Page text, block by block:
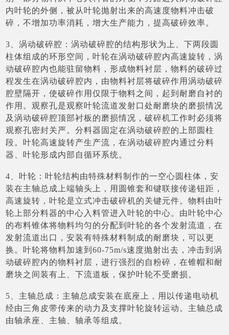
内叶轮的外侧，被从叶轮抛射出来的高速度物料冲击破
碎，不增加功率消耗，增大生产能力，提高破碎效率。
3、涡动破碎腔：涡动破碎腔的结构形状为上、下两段圆
柱体组成的环形空间，叶轮在涡动破碎腔内高速旋转，涡
动破碎腔内也能驻留物料，形成物料衬层，物料的破碎过
程发生在涡动破碎腔内，由物料衬层将破碎作用涡动破碎
腔壁隔开，使破碎作用仅限于物料之间，起到耐磨自衬的
作用。观察孔是观察叶轮流道发射口处耐磨块的磨损情况
及涡动破碎腔顶部衬板的磨损情况，破碎机工作时必须将
观察孔密封关严。分料器固定在涡动破碎腔的上部圆柱
段。叶轮高速旋转产生产流，在涡动破碎腔内通过分料
器、叶轮形成内部自循环系统。
4、叶轮：叶轮结构由特殊材料制作的一空心圆柱体，安
装在主轴总成上端轴头上，用圆锥套和键联接传递钮距，
高速旋转，叶轮是立式冲击破碎机的关键元件。物料由叶
轮上部分料器的中心入料管进入叶轮的中心。由叶轮中心
的布料锥体将物料均匀的分配到叶轮的各个发射流道，在
发射流道出口，安装有特殊材料制成的耐磨块，可以更
换。叶轮将物料加速到60-75m/s速度抛射出去，冲击到涡
动破碎腔内的物料衬层，进行强烈的自粉碎，在锥帽和耐
磨块之间装有上、下流道板，保护叶轮不受磨损。
5、主轴总成：主轴总成安装在底座上，用以传递电动机
经由三角皮带传来的动力及支撑叶轮旋转运动。主轴总成
由轴承座、主轴、轴承等组成。